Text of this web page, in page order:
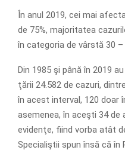
În anul 2019, cei mai
de 75%, majoritatea
în categoria de vârstă 30 –
Din 1985 şi până în 2019
ţării 24.582 de cazuri,
în acest interval, 120 doar
asemenea, în aceşti 34
evidenţe, fiind vorba atât
Specialiştii spun însă că